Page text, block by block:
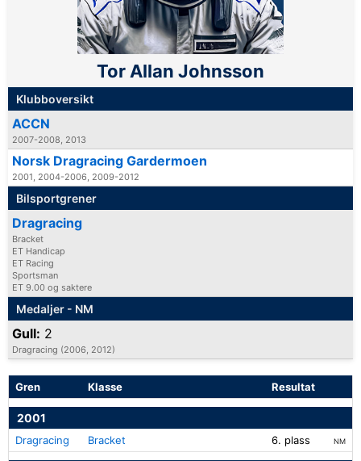
Tor Allan Johnsson
Klubboversikt
ACCN
2007-2008, 2013
Norsk Dragracing Gardermoen
2001, 2004-2006, 2009-2012
Bilsportgrener
Dragracing
Bracket
ET Handicap
ET Racing
Sportsman
ET 9.00 og saktere
Medaljer - NM
Gull: 2
Dragracing (2006, 2012)
Gren Klasse Resultat
2001
Dragracing Bracket 6. plass NM